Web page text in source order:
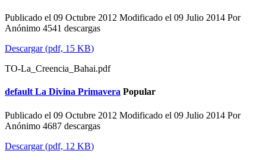
Publicado el 09 Octubre 2012 Modificado el 09 Julio 2014 Por
Anónimo 4541 descargas
Descargar(pdf, 15 KB)
TO-La_Creencia_Bahai.pdf
default La Divina Primavera Popular
Publicado el 09 Octubre 2012 Modificado el 09 Julio 2014 Por
Anónimo 4687 descargas
Descargar(pdf, 12 KB)